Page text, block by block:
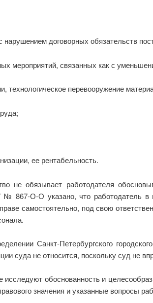
нарушением договорных обязательств
мероприятий, связанных как с
технологическое перевооружение
ее рентабельность.
не обязывает работодателя
№ 867-О-О указано, что работодатель
самостоятельно, под свою
Санкт-Петербургского
суда не относится, поскольку суд не
обоснованность и
значения и указанные вопросы